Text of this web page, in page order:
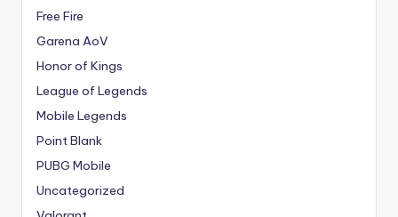
Free Fire
Garena AoV
Honor of Kings
League of Legends
Mobile Legends
Point Blank
PUBG Mobile
Uncategorized